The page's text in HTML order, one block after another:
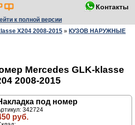
Контакты
к полной версии
X204 2008-2015 » КУЗОВ НАРУЖНЫЕ
Mercedes GLK-klasse
2008-2015
под номер
342724
руб.